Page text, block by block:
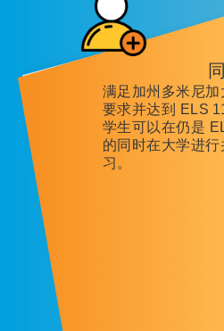
满足加州多米尼加
要求并达到 ELS
学生可以在仍是
的同时在大学进行
习。